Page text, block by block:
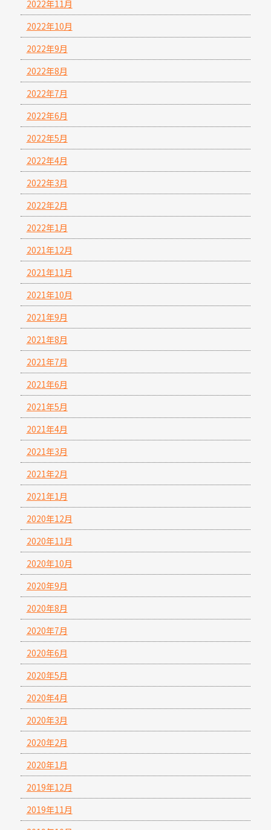
2022年11月
2022年10月
2022年9月
2022年8月
2022年7月
2022年6月
2022年5月
2022年4月
2022年3月
2022年2月
2022年1月
2021年12月
2021年11月
2021年10月
2021年9月
2021年8月
2021年7月
2021年6月
2021年5月
2021年4月
2021年3月
2021年2月
2021年1月
2020年12月
2020年11月
2020年10月
2020年9月
2020年8月
2020年7月
2020年6月
2020年5月
2020年4月
2020年3月
2020年2月
2020年1月
2019年12月
2019年11月